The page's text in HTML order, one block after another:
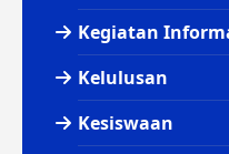
Kegiatan
Kelulusan
Kesiswaan